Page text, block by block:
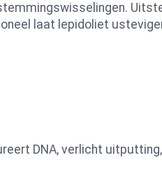
laat lepidoliet
DNA, verlicht